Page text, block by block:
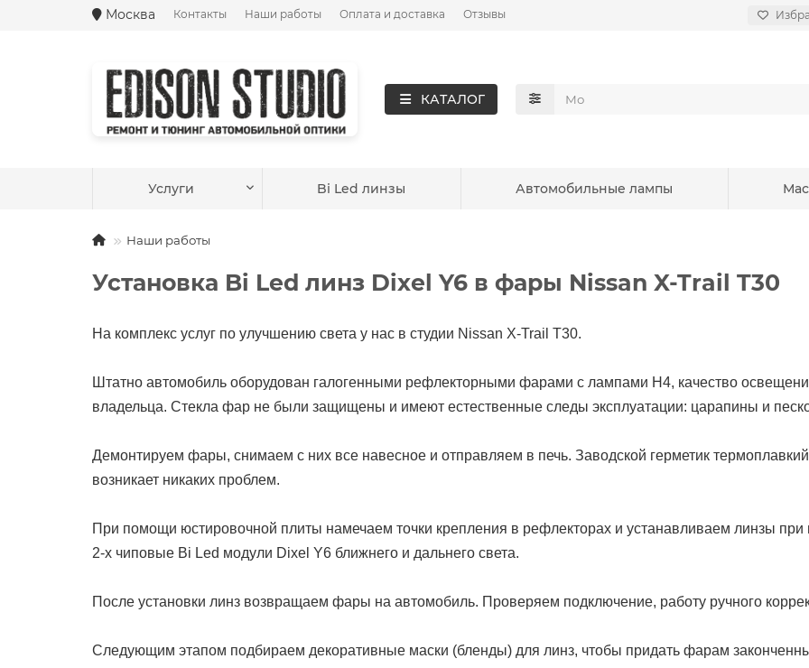
Москва Контакты Наши работы Оплата и доставка Отзывы
КАТАЛОГ
Услуги Bi Led линзы Автомобильные лампы
Наши работы
Установка Bi Led линз Dixel Y6 в фары Nissan X-Trail T30
На комплекс услуг по улучшению света у нас в студии Nissan X-Trail T30.
Штатно автомобиль оборудован галогенными рефлекторными фарами с лампами H4, качество
владельца. Cтекла фар не были защищены и имеют естественные следы эксплуатации: царапины и
Демонтируем фары, снимаем с них все навесное и отправляем в печь. Заводской герметик
возникает никаких проблем.
При помощи юстировочной плиты намечаем точки крепления в рефлекторах и устанавливаем линзы
2-х чиповые Bi Led модули Dixel Y6 ближнего и дальнего света.
После установки линз возвращаем фары на автомобиль. Проверяем подключение, работу ручного
Следующим этапом подбираем декоративные маски (бленды) для линз, чтобы придать фарам